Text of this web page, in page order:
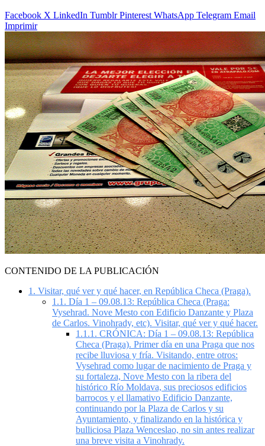
Facebook X LinkedIn Tumblr Pinterest WhatsApp Telegram Email
Imprimir
CONTENIDO DE LA PUBLICACIÓN
1. Visitar, qué ver y qué hacer, en República Checa (Praga).
1.1. Día 1 – 09.08.13: República Checa (Praga:
Vysehrad. Nove Mesto con Edificio Danzante y Plaza
de Carlos. Vinohrady, etc). Visitar, qué ver y qué hacer.
1.1.1. CRÓNICA: Día 1 – 09.08.13: República
Checa (Praga). Primer día en una Praga que nos
recibe lluviosa y fría. Visitando, entre otros:
Vysehrad como lugar de nacimiento de Praga y
su fortaleza, Nove Mesto con la ribera del
histórico Río Moldava, sus preciosos edificios
barrocos y el llamativo Edificio Danzante,
continuando por la Plaza de Carlos y su
Ayuntamiento, y finalizando en la histórica y
bulliciosa Plaza Wenceslao, no sin antes realizar
una breve visita a Vinohrady.